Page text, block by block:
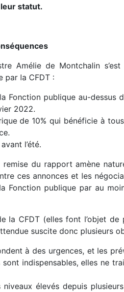
statut.
Amélie de Montchalin
par la CFDT :
Fonction publique au-dessus
2022.
de 10% qui bénéficie à
l’été.
du rapport amène
ces annonces et les
Fonction publique par au
la CFDT (elles font l’objet
suscite donc plusieurs
à des urgences, et les
indispensables, elles ne
élevés depuis